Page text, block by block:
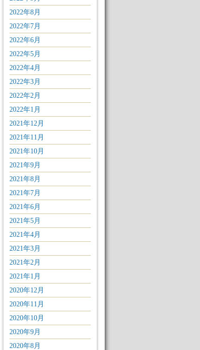
2022年8月
2022年7月
2022年6月
2022年5月
2022年4月
2022年3月
2022年2月
2022年1月
2021年12月
2021年11月
2021年10月
2021年9月
2021年8月
2021年7月
2021年6月
2021年5月
2021年4月
2021年3月
2021年2月
2021年1月
2020年12月
2020年11月
2020年10月
2020年9月
2020年8月